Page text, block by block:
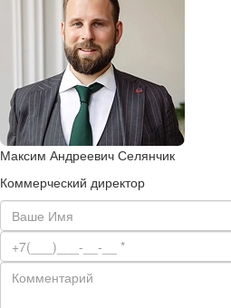
Максим Андреевич Селянчик
Коммерческий директор